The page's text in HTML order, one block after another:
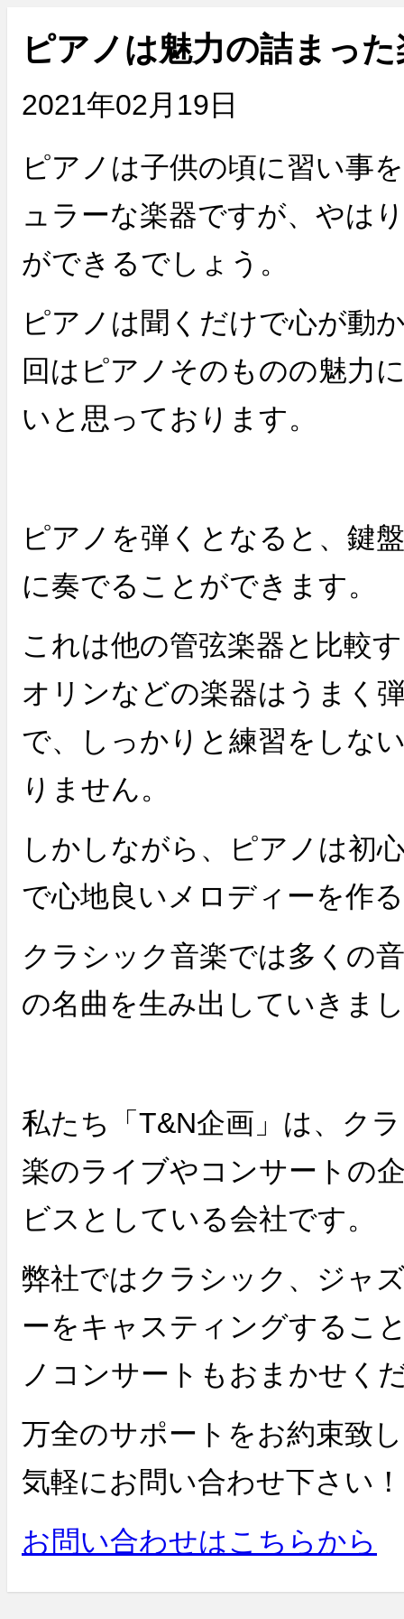
ピアノは魅力の詰まっ
2021年02月19日
ピアノは子供の頃に習い事
ュラーな楽器ですが、やは
ができるでしょう。
ピアノは聞くだけで心が動
回はピアノそのものの魅力
いと思っております。
ピアノを弾くとなると、鍵
に奏でることができます。
これは他の管弦楽器と比較
オリンなどの楽器はうまく
で、しっかりと練習をしな
りません。
しかしながら、ピアノは初
で心地良いメロディーを作
クラシック音楽では多くの
の名曲を生み出していきま
私たち「T&N企画」は、ク
楽のライブやコンサートの
ビスとしている会社です。
弊社ではクラシック、ジャ
ーをキャスティングするこ
ノコンサートもおまかせく
万全のサポートをお約束致
気軽にお問い合わせ下さい！
お問い合わせはこちらから